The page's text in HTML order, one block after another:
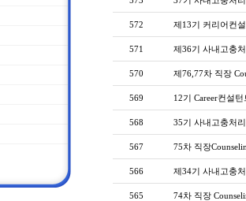
572 제13기 커리어컨
571 제36기 사내고충
570 제76,77차 직장
569 12기 Career컨설
568 35기 사내고충처
567 75차 직장
566 제34기 사내고충
565 74차 직장